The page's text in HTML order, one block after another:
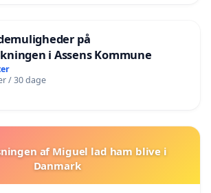
på
i Assens Kommune
/ 30 dage
af Miguel lad ham blive i
Danmark